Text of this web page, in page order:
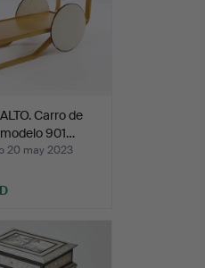
Carro de
901…
20 may 2023